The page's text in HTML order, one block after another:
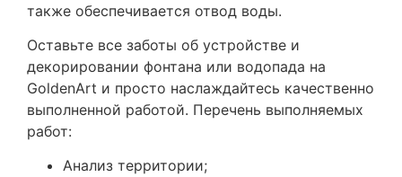
также обеспечивается отвод воды.
Оставьте все заботы об устройстве и
декорировании фонтана или водопада на
GoldenArt и просто наслаждайтесь качественно
выполненной работой. Перечень выполняемых
работ:
Анализ территории;